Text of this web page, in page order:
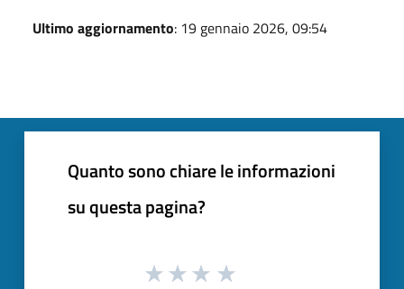
Ultimo aggiornamento: 19 gennaio 2026, 09:54
Quanto sono chiare le informazioni
su questa pagina?